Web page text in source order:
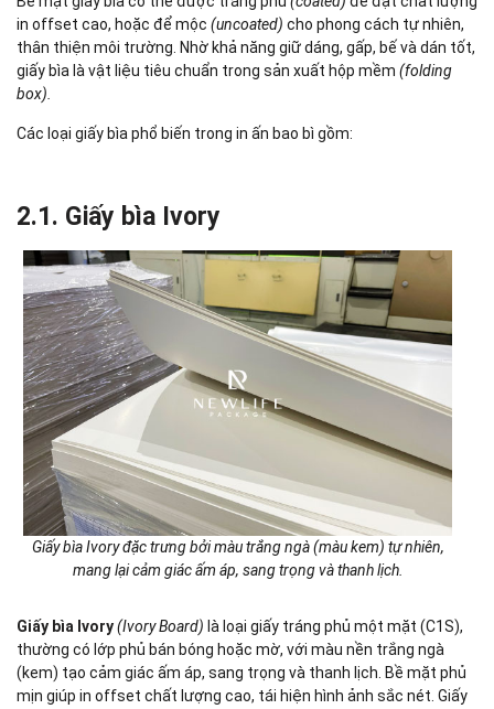
in offset cao, hoặc để mộc (uncoated) cho phong cách tự nhiên,
thân thiện môi trường. Nhờ khả năng giữ dáng, gấp, bế và dán tốt,
giấy bìa là vật liệu tiêu chuẩn trong sản xuất hộp mềm (folding
box).
Các loại giấy bìa phổ biến trong in ấn bao bì gồm:
2.1. Giấy bìa Ivory
Giấy bìa Ivory đặc trưng bởi màu trắng ngà (màu kem) tự nhiên,
mang lại cảm giác ấm áp, sang trọng và thanh lịch.
Giấy bìa Ivory(Ivory Board) là loại giấy tráng phủ một mặt (C1S),
thường có lớp phủ bán bóng hoặc mờ, với màu nền trắng ngà
(kem) tạo cảm giác ấm áp, sang trọng và thanh lịch. Bề mặt phủ
mịn giúp in offset chất lượng cao, tái hiện hình ảnh sắc nét. Giấy